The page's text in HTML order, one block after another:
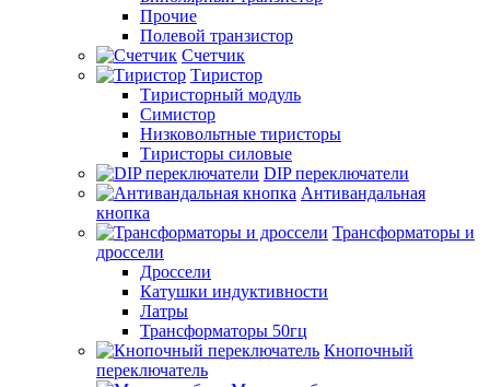
Прочие
Полевой транзистор
Счетчик
Тиристор
Тиристорный модуль
Симистор
Низковольтные тиристоры
Тиристоры силовые
DIP переключатели
Антивандальная
кнопка
Трансформаторы и
дроссели
Дроссели
Катушки индуктивности
Латры
Трансформаторы 50гц
Кнопочный
переключатель